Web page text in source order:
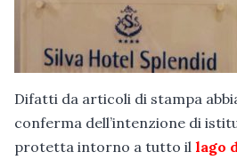
Difatti da articoli di stampa
conferma dell’intenzione di
protetta intorno a tutto il lago